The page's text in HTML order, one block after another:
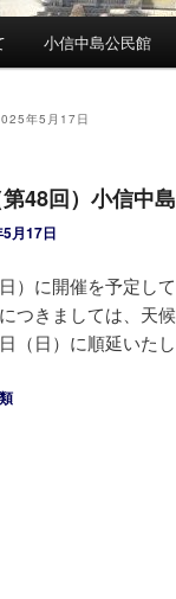
小信中島公民館
年5月17日
48回）小信中
月17日
）に開催を予定し
つきましては、天
（日）に順延いたし